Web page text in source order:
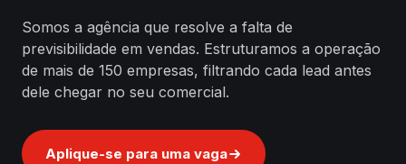
Somos a agência que resolve a falta de
previsibilidade em vendas. Estruturamos a operação
de mais de 150 empresas, filtrando cada lead antes
dele chegar no seu comercial.
Aplique-se para uma vaga